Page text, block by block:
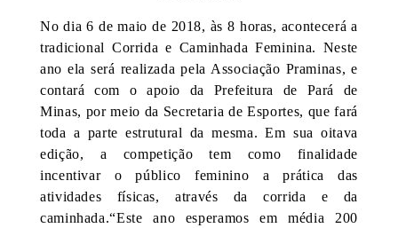
No dia 6 de maio de 2018, às 8 horas, acontecerá a
tradicional Corrida e Caminhada Feminina. Neste
ano ela será realizada pela Associação Praminas, e
contará com o apoio da Prefeitura de Pará de
Minas, por meio da Secretaria de Esportes, que fará
toda a parte estrutural da mesma. Em sua oitava
edição, a competição tem como finalidade
incentivar o público feminino a prática das
atividades físicas, através da corrida e da
caminhada.“Este ano esperamos em média 200